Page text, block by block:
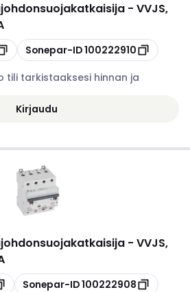
- VVJS,
Kopioi
Sonepar-ID100222910
tili tarkistaaksesi hinnan ja
Kirjaudu
- VVJS,
Kopioi
Sonepar-ID100222908